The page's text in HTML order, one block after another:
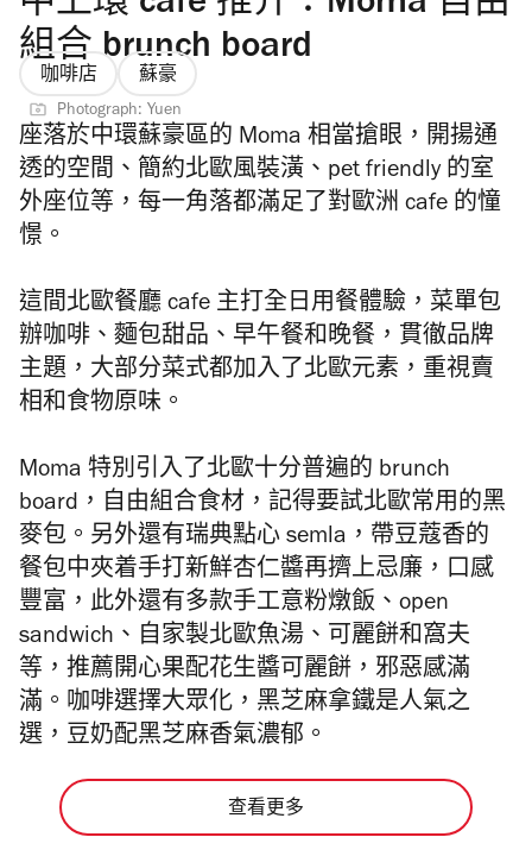
組合 brunch board
咖啡店 蘇豪
Photograph: Yuen
座落於中環蘇豪區的 Moma 相當搶眼，開揚通
透的空間、簡約北歐風裝潢、pet friendly 的室
外座位等，每一角落都滿足了對歐洲 cafe 的憧
憬。
這間北歐餐廳 cafe 主打全日用餐體驗，菜單包
辦咖啡、麵包甜品、早午餐和晚餐，貫徹品牌
主題，大部分菜式都加入了北歐元素，重視賣
相和食物原味。
Moma 特別引入了北歐十分普遍的 brunch
board，自由組合食材，記得要試北歐常用的黑
麥包。另外還有瑞典點心 semla，帶豆蔻香的
餐包中夾着手打新鮮杏仁醬再擠上忌廉，口感
豐富，此外還有多款手工意粉燉飯、open
sandwich、自家製北歐魚湯、可麗餅和窩夫
等，推薦開心果配花生醬可麗餅，邪惡感滿
滿。咖啡選擇大眾化，黑芝麻拿鐵是人氣之
選，豆奶配黑芝麻香氣濃郁。
查看更多